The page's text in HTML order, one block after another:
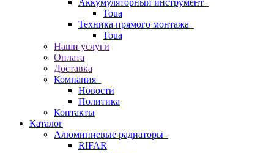
Аккумуляторный инструмент
Toua
Техника прямого монтажа
Toua
Наши услуги
Оплата
Доставка
Компания
Новости
Политика
Контакты
Каталог
Алюминиевые радиаторы
RIFAR